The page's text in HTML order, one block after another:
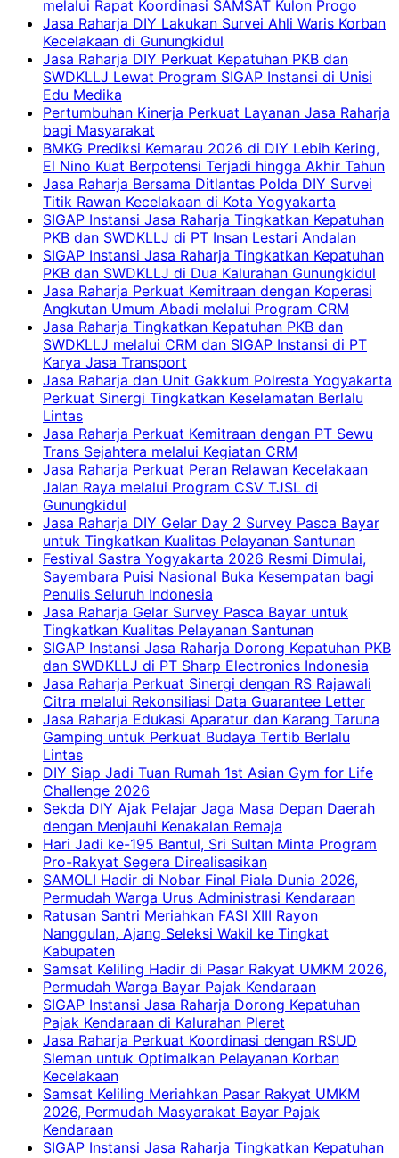
melalui Rapat Koordinasi SAMSAT Kulon Progo
Jasa Raharja DIY Lakukan Survei Ahli Waris Korban
Kecelakaan di Gunungkidul
Jasa Raharja DIY Perkuat Kepatuhan PKB dan
SWDKLLJ Lewat Program SIGAP Instansi di Unisi
Edu Medika
Pertumbuhan Kinerja Perkuat Layanan Jasa Raharja
bagi Masyarakat
BMKG Prediksi Kemarau 2026 di DIY Lebih Kering,
El Nino Kuat Berpotensi Terjadi hingga Akhir Tahun
Jasa Raharja Bersama Ditlantas Polda DIY Survei
Titik Rawan Kecelakaan di Kota Yogyakarta
SIGAP Instansi Jasa Raharja Tingkatkan Kepatuhan
PKB dan SWDKLLJ di PT Insan Lestari Andalan
SIGAP Instansi Jasa Raharja Tingkatkan Kepatuhan
PKB dan SWDKLLJ di Dua Kalurahan Gunungkidul
Jasa Raharja Perkuat Kemitraan dengan Koperasi
Angkutan Umum Abadi melalui Program CRM
Jasa Raharja Tingkatkan Kepatuhan PKB dan
SWDKLLJ melalui CRM dan SIGAP Instansi di PT
Karya Jasa Transport
Jasa Raharja dan Unit Gakkum Polresta Yogyakarta
Perkuat Sinergi Tingkatkan Keselamatan Berlalu
Lintas
Jasa Raharja Perkuat Kemitraan dengan PT Sewu
Trans Sejahtera melalui Kegiatan CRM
Jasa Raharja Perkuat Peran Relawan Kecelakaan
Jalan Raya melalui Program CSV TJSL di
Gunungkidul
Jasa Raharja DIY Gelar Day 2 Survey Pasca Bayar
untuk Tingkatkan Kualitas Pelayanan Santunan
Festival Sastra Yogyakarta 2026 Resmi Dimulai,
Sayembara Puisi Nasional Buka Kesempatan bagi
Penulis Seluruh Indonesia
Jasa Raharja Gelar Survey Pasca Bayar untuk
Tingkatkan Kualitas Pelayanan Santunan
SIGAP Instansi Jasa Raharja Dorong Kepatuhan PKB
dan SWDKLLJ di PT Sharp Electronics Indonesia
Jasa Raharja Perkuat Sinergi dengan RS Rajawali
Citra melalui Rekonsiliasi Data Guarantee Letter
Jasa Raharja Edukasi Aparatur dan Karang Taruna
Gamping untuk Perkuat Budaya Tertib Berlalu
Lintas
DIY Siap Jadi Tuan Rumah 1st Asian Gym for Life
Challenge 2026
Sekda DIY Ajak Pelajar Jaga Masa Depan Daerah
dengan Menjauhi Kenakalan Remaja
Hari Jadi ke-195 Bantul, Sri Sultan Minta Program
Pro-Rakyat Segera Direalisasikan
SAMOLI Hadir di Nobar Final Piala Dunia 2026,
Permudah Warga Urus Administrasi Kendaraan
Ratusan Santri Meriahkan FASI XIII Rayon
Nanggulan, Ajang Seleksi Wakil ke Tingkat
Kabupaten
Samsat Keliling Hadir di Pasar Rakyat UMKM 2026,
Permudah Warga Bayar Pajak Kendaraan
SIGAP Instansi Jasa Raharja Dorong Kepatuhan
Pajak Kendaraan di Kalurahan Pleret
Jasa Raharja Perkuat Koordinasi dengan RSUD
Sleman untuk Optimalkan Pelayanan Korban
Kecelakaan
Samsat Keliling Meriahkan Pasar Rakyat UMKM
2026, Permudah Masyarakat Bayar Pajak
Kendaraan
SIGAP Instansi Jasa Raharja Tingkatkan Kepatuhan